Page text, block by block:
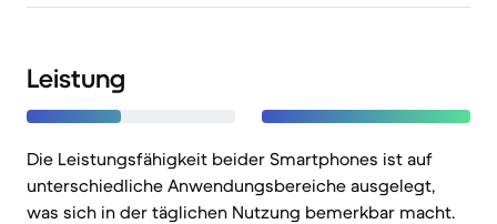
Leistung
Die Leistungsfähigkeit beider Smartphones ist auf
unterschiedliche Anwendungsbereiche ausgelegt,
was sich in der täglichen Nutzung bemerkbar macht.